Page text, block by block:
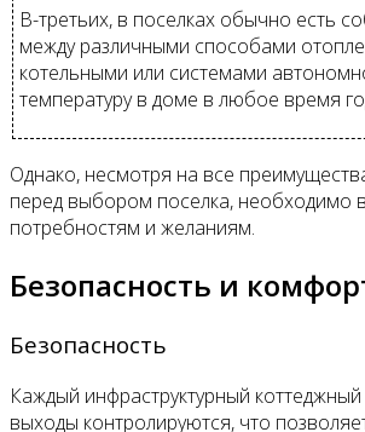
В-третьих, в поселках обычно есть
между различными способами
котельными или системами
температуру в доме в любое время
Однако, несмотря на все
перед выбором поселка, необходимо
потребностям и желаниям.
Безопасность и
Безопасность
Каждый инфраструктурный
выходы контролируются, что